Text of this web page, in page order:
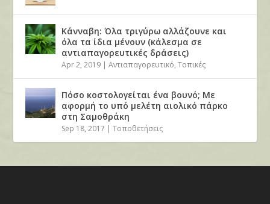
Κάνναβη: Όλα τριγύρω αλλάζουνε και
όλα τα ίδια μένουν (κάλεσμα σε
αντιαπαγορευτικές δράσεις)
Apr 2, 2019 |Αντιαπαγορευτικό,Τοπικές
Πόσο κοστολογείται ένα βουνό; Με
αφορμή το υπό μελέτη αιολικό πάρκο
στη Σαμοθράκη
Sep 18, 2017 |Τοποθετήσεις